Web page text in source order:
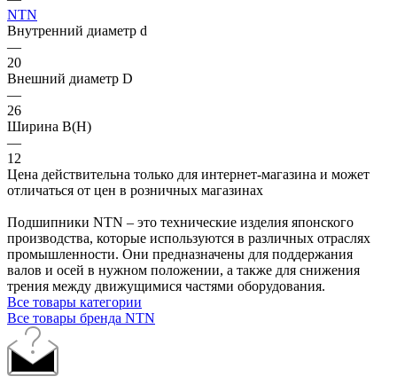
NTN
Внутренний диаметр d
—
20
Внешний диаметр D
—
26
Ширина B(H)
—
12
Цена действительна только для интернет-магазина и может
отличаться от цен в розничных магазинах
Подшипники NTN – это технические изделия японского
производства, которые используются в различных отраслях
промышленности. Они предназначены для поддержания
валов и осей в нужном положении, а также для снижения
трения между движущимися частями оборудования.
Все товары категории
Все товары бренда NTN